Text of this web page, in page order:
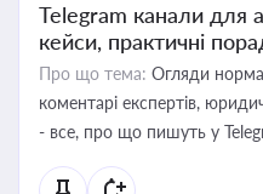
Telegram канали для
кейси, практичні
Про що тема: Огляди
коментарі експертів,
- все, про що пишуть у